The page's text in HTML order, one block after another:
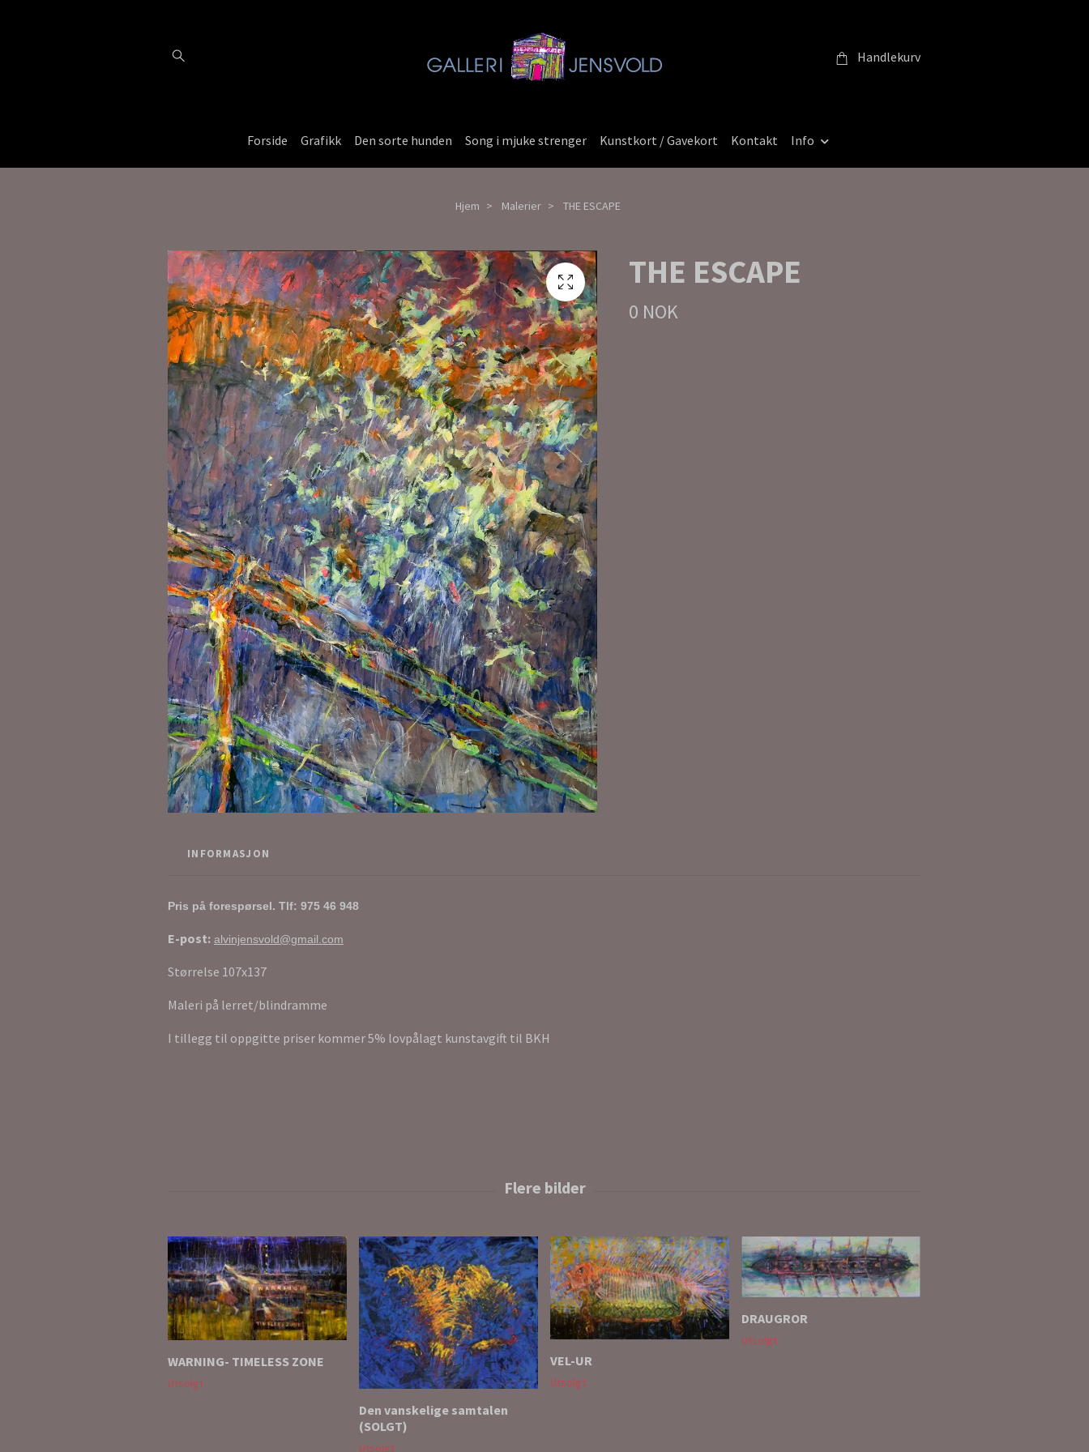
Handlekurv
Forside Grafikk Den sorte hunden Song i mjuke strenger Kunstkort / Gavekort Kontakt Info
Hjem Malerier THE ESCAPE
THE ESCAPE
0 NOK
INFORMASJON
Pris på forespørsel. Tlf: 975 46 948
E-post: alvinjensvold@gmail.com
Størrelse 107x137
Maleri på lerret/blindramme
I tillegg til oppgitte priser kommer 5% lovpålagt kunstavgift til BKH
WARNING- TIMELESS ZONE
Utsolgt
Den vanskelige samtalen
(SOLGT)
Utsolgt
VEL-UR
Utsolgt
DRAUGROR
Utsolgt